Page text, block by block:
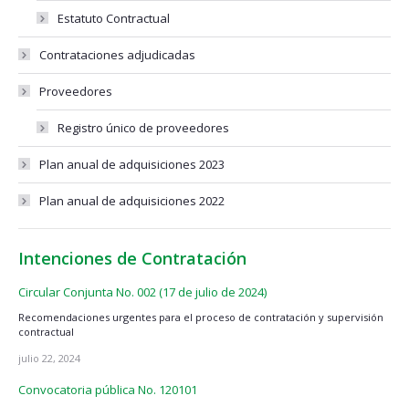
Estatuto Contractual
Contrataciones adjudicadas
Proveedores
Registro único de proveedores
Plan anual de adquisiciones 2023
Plan anual de adquisiciones 2022
Intenciones de Contratación
Circular Conjunta No. 002 (17 de julio de 2024)
Recomendaciones urgentes para el proceso de contratación y supervisión
contractual
julio 22, 2024
Convocatoria pública No. 120101